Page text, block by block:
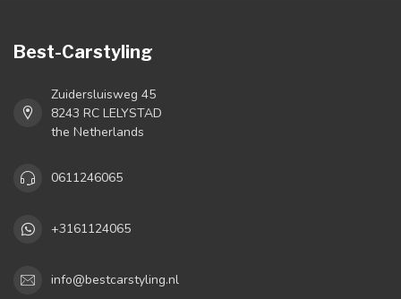
Best-Carstyling
Zuidersluisweg 45
8243 RC LELYSTAD
the Netherlands
0611246065
+3161124065
info@bestcarstyling.nl